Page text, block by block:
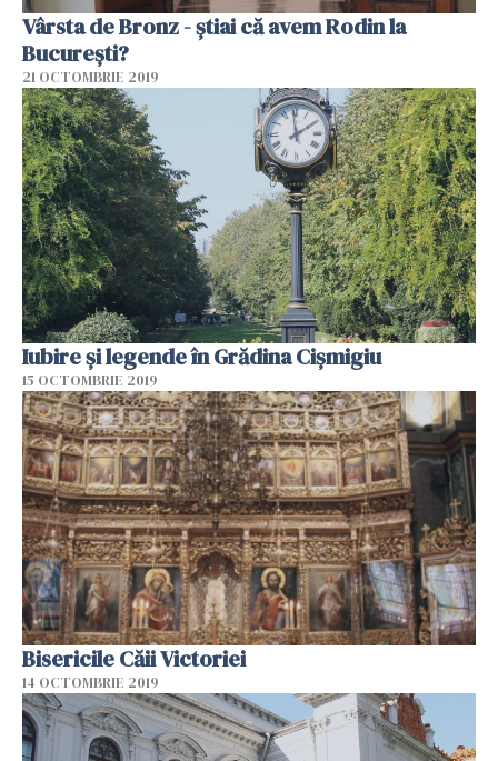
Vârsta de Bronz - știai că avem Rodin la
București?
21 OCTOMBRIE 2019
Iubire și legende în Grădina Cișmigiu
15 OCTOMBRIE 2019
Bisericile Căii Victoriei
14 OCTOMBRIE 2019